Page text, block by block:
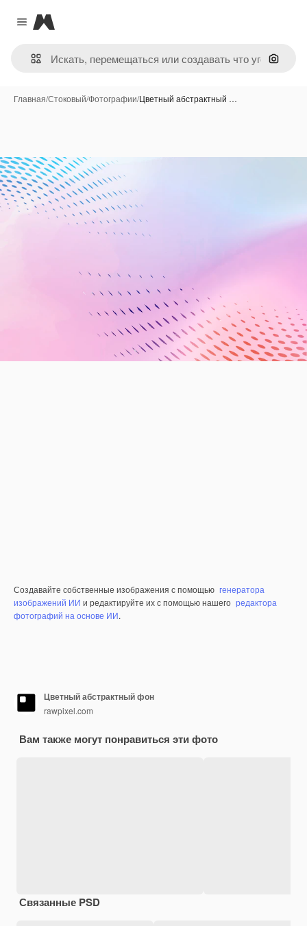
Close menu
Magnific
Поиск
Главная/Стоковый/Фотографии/Цветный абстрактный …
Создавайте собственные изображения с помощью генератора
изображений ИИ и редактируйте их с помощью нашего редактора
фотографий на основе ИИ.
Цветный абстрактный фон
rawpixel.com
Вам также могут понравиться эти фото
Связанные PSD